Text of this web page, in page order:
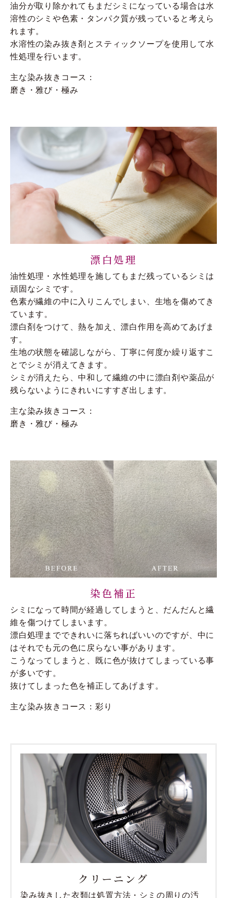
油分が取り除かれてもまだシミになっている場合は水
溶性のシミや色素・タンパク質が残っていると考えら
れます。
水溶性の染み抜き剤とスティックソープを使用して水
性処理を行います。
主な染み抜きコース：
磨き・雅び・極み
漂白処理
油性処理・水性処理を施してもまだ残っているシミは
頑固なシミです。
色素が繊維の中に入りこんでしまい、生地を傷めてき
ています。
漂白剤をつけて、熱を加え、漂白作用を高めてあげま
す。
生地の状態を確認しながら、丁寧に何度か繰り返すこ
とでシミが消えてきます。
シミが消えたら、中和して繊維の中に漂白剤や薬品が
残らないようにきれいにすすぎ出します。
主な染み抜きコース：
磨き・雅び・極み
染色補正
シミになって時間が経過してしまうと、だんだんと繊
維を傷つけてしまいます。
漂白処理までできれいに落ちればいいのですが、中に
はそれでも元の色に戻らない事があります。
こうなってしまうと、既に色が抜けてしまっている事
が多いです。
抜けてしまった色を補正してあげます。
主な染み抜きコース：彩り
クリーニング
染み抜きした衣類は処置方法・シミの周りの汚